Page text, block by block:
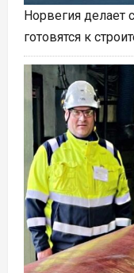
Норвегия делает
готовятся к